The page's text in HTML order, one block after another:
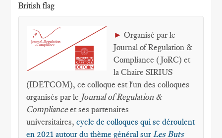
British flag
► Organisé par le
Journal of Regulation &
Compliance (JoRC) et
la Chaire SIRIUS
(IDETCOM), ce colloque est l'un des colloques
organisés par le Journal of Regulation &
Complianceet ses partenaires
universitaires,cycle de colloques qui se déroulent
en 2021 autour du thème général surLes Buts